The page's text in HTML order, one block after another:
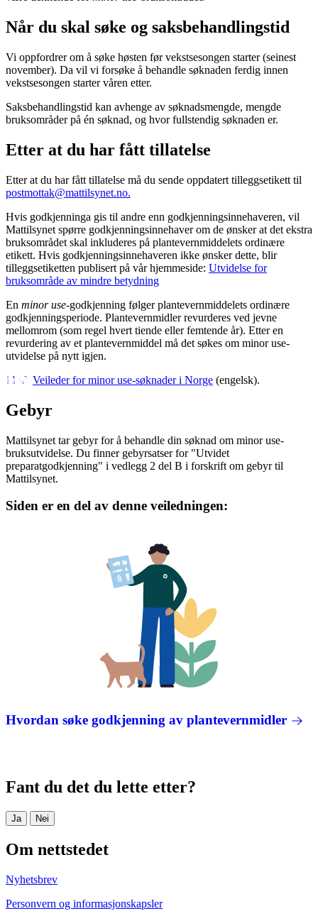
Når du skal søke og saksbehandlingstid
Vi oppfordrer om å søke høsten før vekstsesongen starter (seinest
november). Da vil vi forsøke å behandle søknaden ferdig innen
vekstsesongen starter våren etter.
Saksbehandlingstid kan avhenge av søknadsmengde, mengde
bruksområder på én søknad, og hvor fullstendig søknaden er.
Etter at du har fått tillatelse
Etter at du har fått tillatelse må du sende oppdatert tilleggsetikett til
postmottak@mattilsynet.no.
Hvis godkjenninga gis til andre enn godkjenningsinnehaveren, vil
Mattilsynet spørre godkjenningsinnehaver om de ønsker at det ekstra
bruksområdet skal inkluderes på plantevernmiddelets ordinære
etikett. Hvis godkjenningsinnehaveren ikke ønsker dette, blir
tilleggsetiketten publisert på vår hjemmeside: Utvidelse for
bruksområde av mindre betydning
En minor use-godkjenning følger plantevernmiddelets ordinære
godkjenningsperiode. Plantevernmidler revurderes ved jevne
mellomrom (som regel hvert tiende eller femtende år). Etter en
revurdering av et plantevernmiddel må det søkes om minor use-
utvidelse på nytt igjen.
Veileder for minor use-søknader i Norge (engelsk).
Gebyr
Mattilsynet tar gebyr for å behandle din søknad om minor use-
bruksutvidelse. Du finner gebyrsatser for "Utvidet
preparatgodkjenning" i vedlegg 2 del B i forskrift om gebyr til
Mattilsynet.
Siden er en del av denne veiledningen:
Hvordan søke godkjenning av plantevernmidler
Fant du det du lette etter?
Ja Nei
Om nettstedet
Nyhetsbrev
Personvern og informasjonskapsler